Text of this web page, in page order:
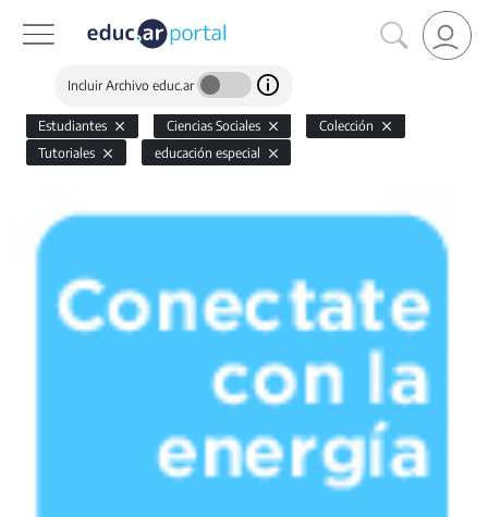
Incluir Archivo educ.ar
Estudiantes Ciencias Sociales
Colección
Tutoriales
educación especial